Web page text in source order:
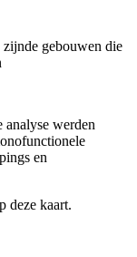
zijnde gebouwen die
analyse werden
en
deze kaart.